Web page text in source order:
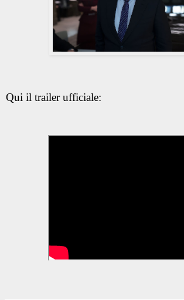
Qui il trailer ufficiale: